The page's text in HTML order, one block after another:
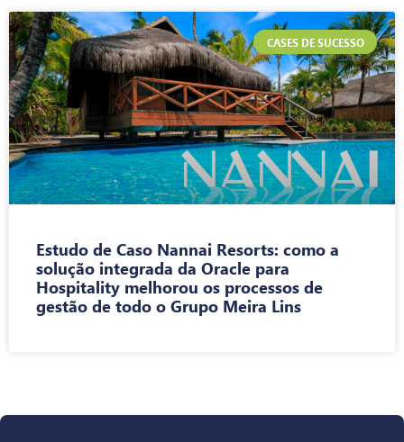
CASES DE SUCESSO
Estudo de Caso Nannai Resorts: como a
solução integrada da Oracle para
Hospitality melhorou os processos de
gestão de todo o Grupo Meira Lins